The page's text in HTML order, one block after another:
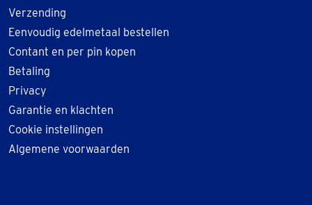
Verzending
Eenvoudig edelmetaal bestellen
Contant en per pin kopen
Betaling
Privacy
Garantie en klachten
Cookie instellingen
Algemene voorwaarden